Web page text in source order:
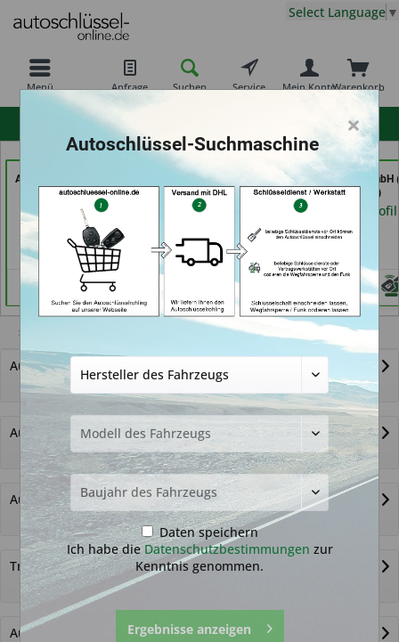
Menü Anfrage Suchen Service Warenkorb
Mein Konto
Select Language ▼
Autoschlüssel Hamburg
(in Hamburg)
Händlerprofil
Jacks
Sicherheitstechnik &
Schlüsseldienst (in
Händlerprofil
TAYFUN 2.0 GmbH
Nürnberg)
Händlerprofil
Sintra
Autoschlüssel mit Funk
Autoschlüssel ohne Funk
Autoschlüsselgehäuse und Zubehör
Transponder
Autoschlüssel nicht gefunden?
×
Autoschlüssel-Suchmaschine
Daten speichern
Ich habe dieDatenschutzbestimmungen zur
Kenntnis genommen.
Ergebnisse anzeigen